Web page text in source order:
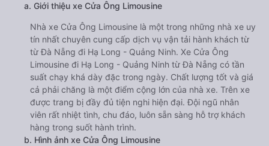
a. Giới thiệu xe Cửa Ông Limousine
Nhà xe Cửa Ông Limousine là một trong những nhà xe uy
tín nhất chuyên cung cấp dịch vụ vận tải hành khách từ
từ Đà Nẵng đi Hạ Long - Quảng Ninh. Xe Cửa Ông
Limousine đi Hạ Long - Quảng Ninh từ Đà Nẵng có tần
suất chạy khá dày đặc trong ngày. Chất lượng tốt và giá
cả phải chăng là một điểm cộng lớn của nhà xe. Trên xe
được trang bị đầy đủ tiện nghi hiện đại. Đội ngũ nhân
viên rất nhiệt tình, chu đáo, luôn sẵn sàng hỗ trợ khách
hàng trong suốt hành trình.
b. Hình ảnh xe Cửa Ông Limousine